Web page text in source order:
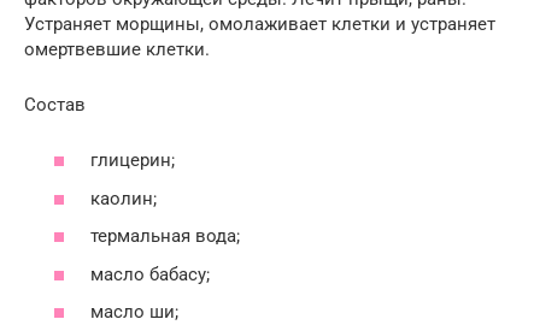
Устраняет морщины, омолаживает клетки и устраняет
омертвевшие клетки.
Состав
глицерин;
каолин;
термальная вода;
масло бабасу;
масло ши;